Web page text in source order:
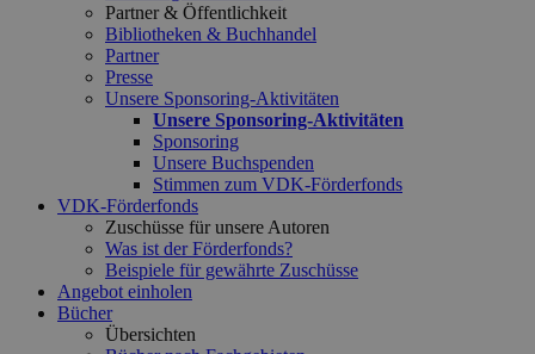
Partner & Öffentlichkeit
Bibliotheken & Buchhandel
Partner
Presse
Unsere Sponsoring-Aktivitäten
Unsere Sponsoring-Aktivitäten
Sponsoring
Unsere Buchspenden
Stimmen zum VDK-Förderfonds
VDK-Förderfonds
Zuschüsse für unsere Autoren
Was ist der Förderfonds?
Beispiele für gewährte Zuschüsse
Angebot einholen
Bücher
Übersichten